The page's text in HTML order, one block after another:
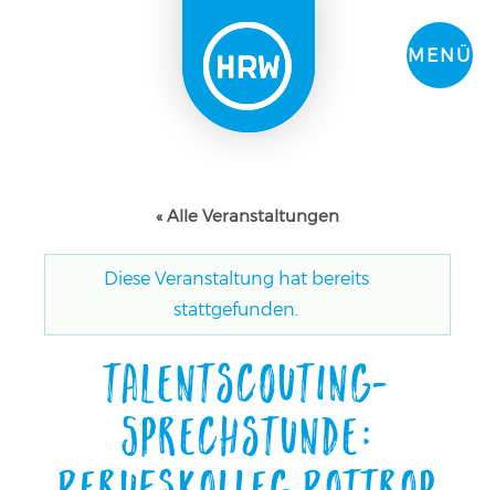
MENÜ
« Alle Veranstaltungen
Diese Veranstaltung hat bereits
stattgefunden.
Talentscouting-
Sprechstunde: